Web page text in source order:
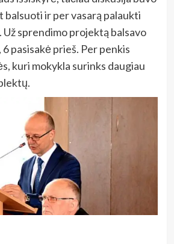
balsuoti ir per vasarą palaukti
sprendimo projektą balsavo
pasisakė prieš. Per penkis
kuri mokykla surinks daugiau